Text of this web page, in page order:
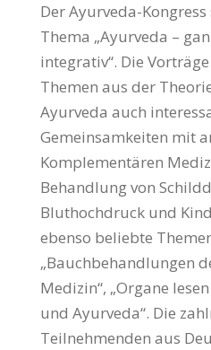
Der Ayurveda-
Thema „Ayurveda –
integrativ“. Die
Themen aus der
Ayurveda auch
Gemeinsamkeiten mit
Komplementären
Behandlung von
Bluthochdruck und
ebenso beliebte
„Bauchbehandlungen
Medizin“, „Organe
und Ayurveda“. Die
Teilnehmenden aus